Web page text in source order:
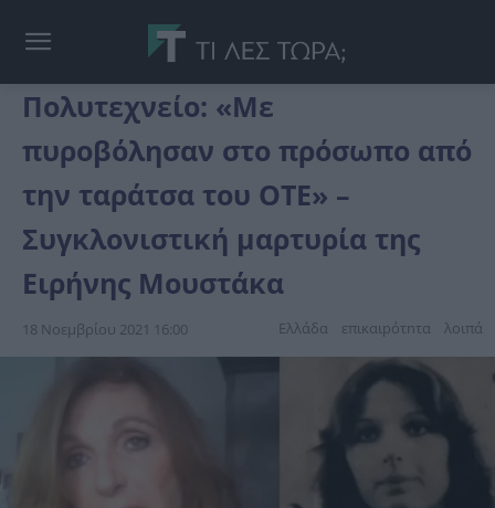
Πολυτεχνείο: «Με
πυροβόλησαν στο πρόσωπο από
την ταράτσα του ΟΤΕ» –
Συγκλονιστική μαρτυρία της
Ειρήνης Μουστάκα
18 Νοεμβρίου 2021 16:00 Ελλάδα επικαιpότnτα λοιπά